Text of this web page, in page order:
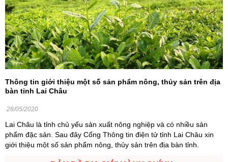
Thông tin giới thiệu một số sản phẩm nông, thủy sản trên địa
bàn tỉnh Lai Châu
28/05/2020
Lai Châu là tỉnh chủ yếu sản xuất nông nghiệp và có nhiều sản
phẩm đặc sản. Sau đây Cổng Thông tin điện tử tỉnh Lai Châu xin
giới thiệu một số sản phẩm nông, thủy sản trên địa bàn tỉnh.